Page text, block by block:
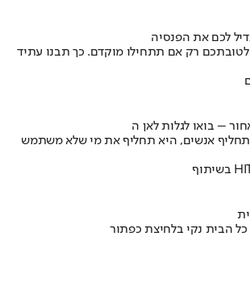
לכם את הפנסיה
לטובתכם רק אם תתחילו מוקדם. כך תבנו עתיד
אנשים, היא תחליף את מי שלא משתמש
הבית נקי בלחיצת כפתור